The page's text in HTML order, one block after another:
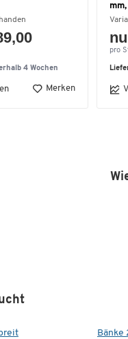
4 Wochen
Merken
pro
Bänke